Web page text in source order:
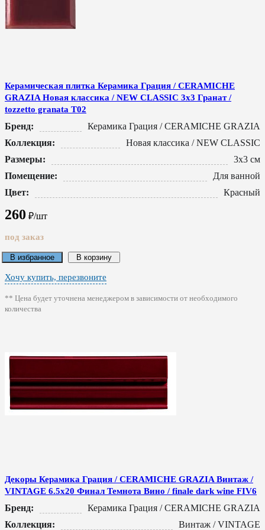
Керамическая плитка Керамика Грация / CERAMICHE
GRAZIA Новая классика / NEW CLASSIC 3x3 Гранат /
tozzetto granata T02
Бренд:
Керамика Грация / CERAMICHE GRAZIA
Коллекция:
Новая классика / NEW CLASSIC
Размеры:
3x3 см
Помещение:
Для ванной
Цвет:
Красный
260 ₽/шт
под заказ
В избранное В корзину
Хочу купить, перезвоните
** Цена будет уточнена менеджером в зависимости от необходимого
количества
Декоры Керамика Грация / CERAMICHE GRAZIA Винтаж /
VINTAGE 6.5x20 Финал Темнота Вино / finale dark wine FIV6
Бренд:
Керамика Грация / CERAMICHE GRAZIA
Коллекция:
Винтаж / VINTAGE